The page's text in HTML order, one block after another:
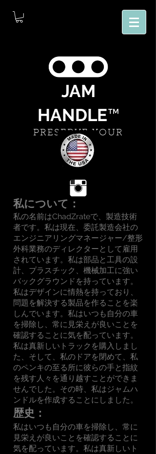
JAM
HANDLE™
PRESERVE YOUR
PAINT
私について：
私の名前はChadZrateで、製造技術
者です。私は現在、委託製造会社の
エンジニアリングマネージャー/整形
外科業務のディレクターとして雇用
されています。私は部品と工具の設
計、プラスチック、機械加工に強い
バックグラウンドを持っています。
私はデザインに情熱を持っており、
問題を解決する製品を作ることを楽
しんでいます。私はいつも自分の車
を掃除し、常に見栄えが良いことを
確認することに気を配っています。
私は真新しいトラックを購入しまし
た、そして、私のドアを閉めて、私
のペンキの至る所に彼らの手と指紋
を残す人々を通り越すことができま
せんでした。その時、私はジャムハ
ンドルを作成することにしました。
歴史：
私はいつも自分の車を掃除し、常に
見栄えが良いことを確認することに
気を配っています。私は真新しいト